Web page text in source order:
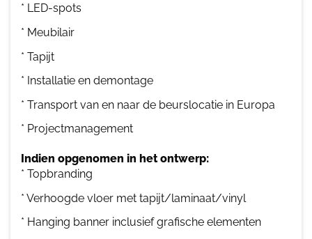
* LED-spots
* Meubilair
* Tapijt
* Installatie en demontage
* Transport van en naar de beurslocatie in Europa
* Projectmanagement
Indien opgenomen in het ontwerp:
* Topbranding
* Verhoogde vloer met tapijt/laminaat/vinyl
* Hanging banner inclusief grafische elementen